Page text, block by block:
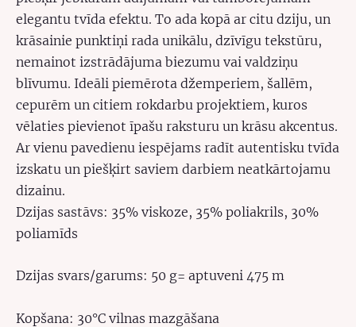
elegantu tvīda efektu. To ada kopā ar citu dziju, un
krāsainie punktiņi rada unikālu, dzīvīgu tekstūru,
nemainot izstrādājuma biezumu vai valdziņu
blīvumu. Ideāli piemērota džemperiem, šallēm,
cepurēm un citiem rokdarbu projektiem, kuros
vēlaties pievienot īpašu raksturu un krāsu akcentus.
Ar vienu pavedienu iespējams radīt autentisku tvīda
izskatu un piešķirt saviem darbiem neatkārtojamu
dizainu.
Dzijas sastāvs: 35% viskoze, 35% poliakrils, 30%
poliamīds
Dzijas svars/garums: 50 g= aptuveni 475 m
Kopšana: 30°C vilnas mazgāšana